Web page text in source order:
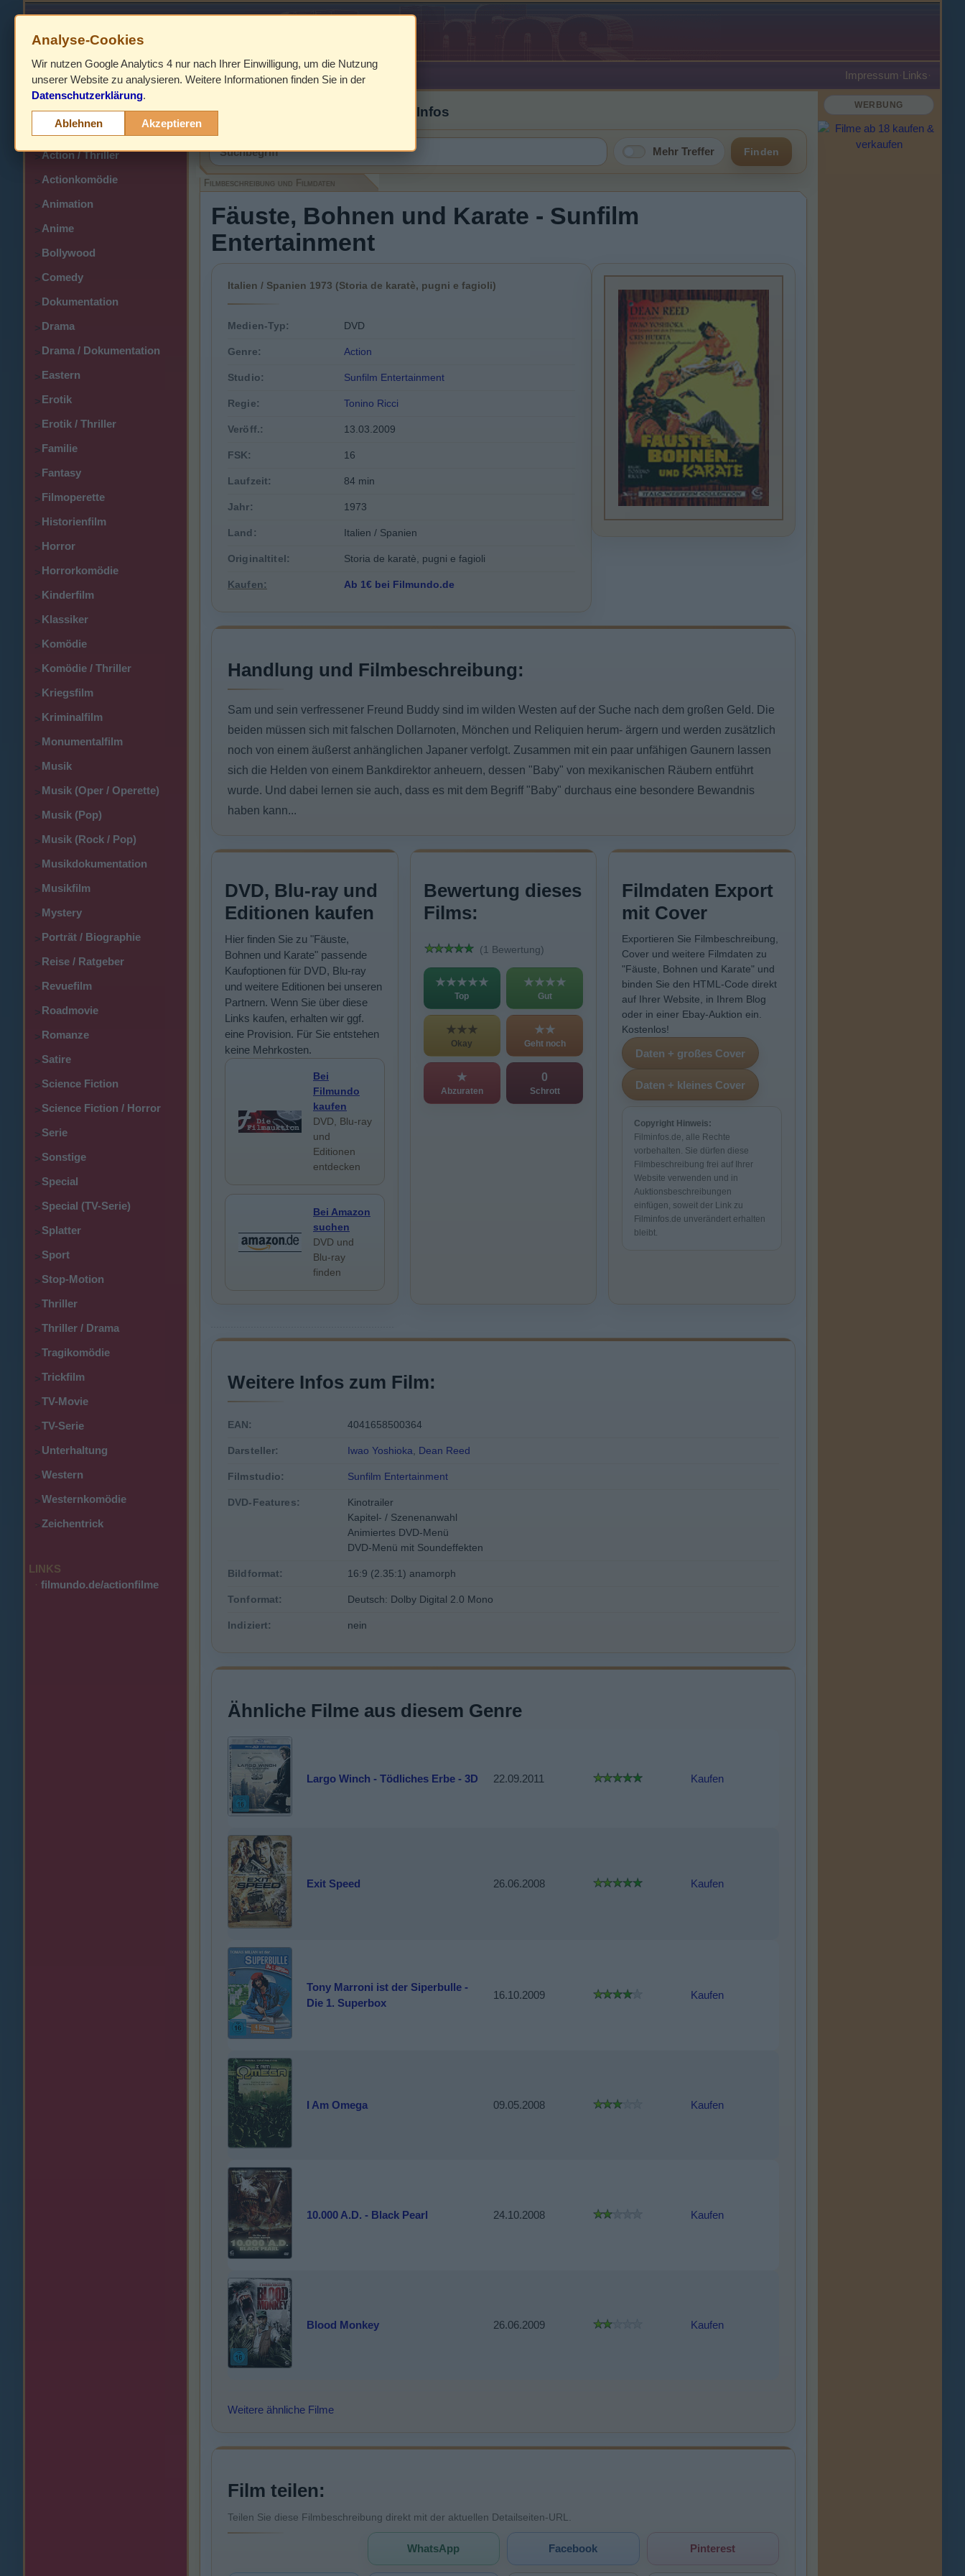
HOME Impressum ·Links·
>
> Action
>Action / Thriller
>Actionkomödie
>Animation
>Anime
>Bollywood
>Comedy
>Dokumentation
>Drama
>Drama / Dokumentation
>Eastern
>Erotik
>Erotik / Thriller
>Familie
>Fantasy
>Filmoperette
>Historienfilm
>Horror
>Horrorkomödie
>Kinderfilm
>Klassiker
>Komödie
>Komödie / Thriller
>Kriegsfilm
>Kriminalfilm
>Monumentalfilm
>Musik
>Musik (Oper / Operette)
>Musik (Pop)
>Musik (Rock / Pop)
>Musikdokumentation
>Musikfilm
>Mystery
>Porträt / Biographie
>Reise / Ratgeber
>Revuefilm
>Roadmovie
>Romanze
>Satire
>Science Fiction
>Science Fiction / Horror
>Serie
>Sonstige
>Special
>Special (TV-Serie)
>Splatter
>Sport
>Stop-Motion
>Thriller
>Thriller / Drama
>Tragikomödie
>Trickfilm
>TV-Movie
>TV-Serie
>Unterhaltung
>Western
>Westernkomödie
>Zeichentrick
LINKS
· filmundo.de/actionfilme
Filmbeschreibung, Cover & DVD Infos
Mehr Treffer Finden
Filmbeschreibung und Filmdaten
Fäuste, Bohnen und Karate - Sunfilm
Entertainment
Italien / Spanien 1973 (Storia de karatè, pugni e fagioli)
Medien-Typ: DVD
Genre: Action
Studio: Sunfilm Entertainment
Regie: Tonino Ricci
Veröff.: 13.03.2009
FSK: 16
Laufzeit: 84 min
Jahr: 1973
Land: Italien / Spanien
Originaltitel: Storia de karatè, pugni e fagioli
Kaufen: Ab 1€ bei Filmundo.de
Handlung und Filmbeschreibung:
Sam und sein verfressener Freund Buddy sind im wilden Westen auf der Suche nach dem großen Geld. Die
beiden müssen sich mit falschen Dollarnoten, Mönchen und Reliquien herum- ärgern und werden zusätzlich
noch von einem äußerst anhänglichen Japaner verfolgt. Zusammen mit ein paar unfähigen Gaunern lassen
sich die Helden von einem Bankdirektor anheuern, dessen "Baby" von mexikanischen Räubern entführt
wurde. Und dabei lernen sie auch, dass es mit dem Begriff "Baby" durchaus eine besondere Bewandnis
haben kann...
DVD, Blu-ray und
Editionen kaufen
Hier finden Sie zu "Fäuste,
Bohnen und Karate" passende
Kaufoptionen für DVD, Blu-ray
und weitere Editionen bei unseren
Partnern. Wenn Sie über diese
Links kaufen, erhalten wir ggf.
eine Provision. Für Sie entstehen
keine Mehrkosten.
Bei
Filmundo
kaufen
DVD, Blu-ray
und
Editionen
entdecken
Bei Amazon
suchen
DVD und
Blu-ray
finden
Bewertung dieses
Films:
(1 Bewertung)
★★★★★
Top
★★★★
Gut
★★★
Okay
★★
Geht noch
★
Abzuraten
0
Schrott
Filmdaten Export
mit Cover
Exportieren Sie Filmbeschreibung,
Cover und weitere Filmdaten zu
"Fäuste, Bohnen und Karate" und
binden Sie den HTML-Code direkt
auf Ihrer Website, in Ihrem Blog
oder in einer Ebay-Auktion ein.
Kostenlos!
Copyright Hinweis:
Filminfos.de, alle Rechte
vorbehalten. Sie dürfen diese
Filmbeschreibung frei auf Ihrer
Website verwenden und in
Auktionsbeschreibungen
einfügen, soweit der Link zu
Filminfos.de unverändert erhalten
bleibt.
Weitere Infos zum Film:
EAN: 4041658500364
Darsteller: Iwao Yoshioka Dean Reed
Filmstudio: Sunfilm Entertainment
DVD-Features:
Kinotrailer
Kapitel- / Szenenanwahl
Animiertes DVD-Menü
DVD-Menü mit Soundeffekten
Bildformat: 16:9 (2.35:1) anamorph
Tonformat: Deutsch: Dolby Digital 2.0 Mono
Indiziert: nein
Ähnliche Filme aus diesem Genre
Largo Winch - Tödliches Erbe - 3D 22.09.2011 Kaufen
Exit Speed 26.06.2008 Kaufen
Tony Marroni ist der Siperbulle -
Die 1. Superbox
16.10.2009 Kaufen
I Am Omega 09.05.2008 Kaufen
10.000 A.D. - Black Pearl 24.10.2008 Kaufen
Blood Monkey 26.06.2009 Kaufen
Weitere ähnliche Filme
Film teilen:
Teilen Sie diese Filmbeschreibung direkt mit der aktuellen Detailseiten-URL.
WhatsApp Facebook Pinterest
WERBUNG
Analyse-Cookies
Wir nutzen Google Analytics 4 nur nach Ihrer Einwilligung, um die Nutzung
unserer Website zu analysieren. Weitere Informationen finden Sie in der
Datenschutzerklärung.
Ablehnen Akzeptieren